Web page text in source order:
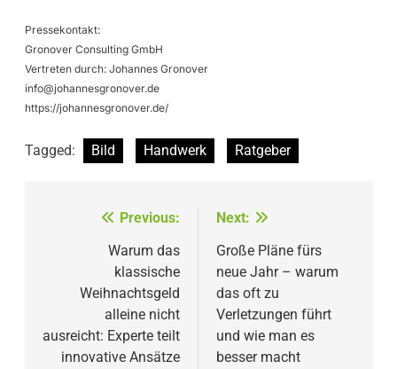
Pressekontakt:
Gronover Consulting GmbH
Vertreten durch: Johannes Gronover
info@johannesgronover.de
https://johannesgronover.de/
Tagged: Bild Handwerk Ratgeber
Beitragsnavigation
Previous:
Warum das
klassische
Weihnachtsgeld
alleine nicht
ausreicht: Experte teilt
innovative Ansätze
Next:
Große Pläne fürs
neue Jahr – warum
das oft zu
Verletzungen führt
und wie man es
besser macht